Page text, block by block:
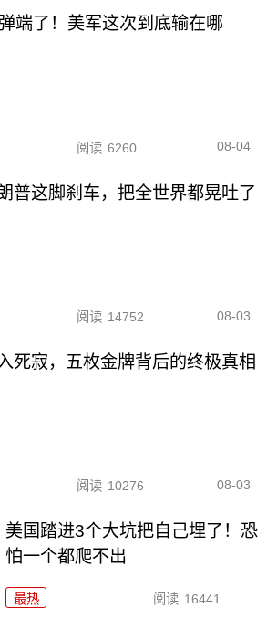
端了！美军这次到底输在哪
阅读 6260 08-04
普这脚刹车，把全世界都晃吐了
阅读 14752 08-03
死寂，五枚金牌背后的终极真相
阅读 10276 08-03
美国踏进3个大坑把自己埋了！恐
怕一个都爬不出
最热 阅读 16441